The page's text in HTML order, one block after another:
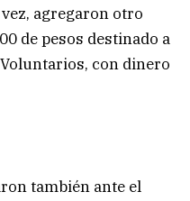
agregaron otro
de pesos destinado a
con dinero
también ante el